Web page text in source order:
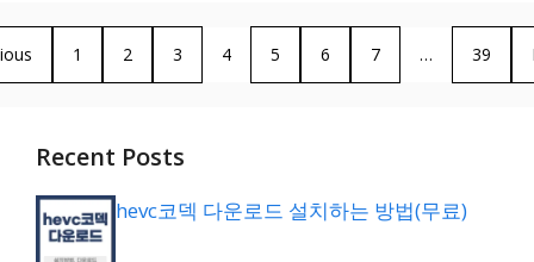
1 2 3 4 5 6 7 … 39
Recent Posts
hevc코덱 다운로드 설치하는 방법(무료)